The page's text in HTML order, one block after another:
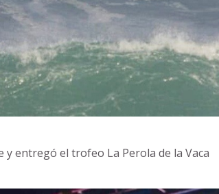
entregó el trofeo La Perola de la Vaca